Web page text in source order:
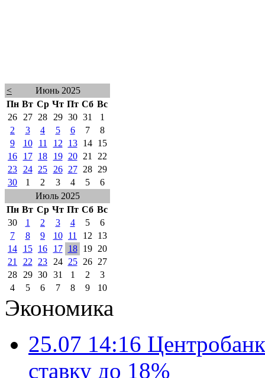
<
Июнь 2025
Пн Вт Ср Чт Пт Сб Вс
26
27 28 29 30 31
1
2
3 4 5 6 7
8
9
10 11 12 13 14
15
16
17 18 19 20 21
22
23
24 25 26 27 28
29
30
1 2 3 4 5
6
Июль 2025
Пн Вт Ср Чт Пт Сб Вс
30
1 2 3 4 5
6
7
8 9 10 11 12
13
14
15 16 17 18 19
20
21
22 23 24 25 26
27
28
29 30 31 1 2
3
4
5 6 7 8 9 10
Экономика
25.07 14:16
ставку до 18%